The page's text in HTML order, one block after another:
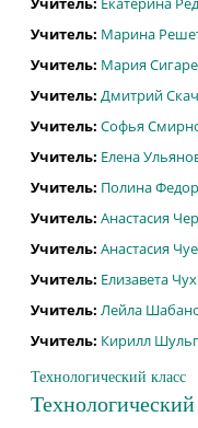
Учитель: Марина
Учитель: Мария
Учитель: Дмитрий
Учитель: Софья
Учитель: Елена
Учитель: Полина
Учитель: Анастасия
Учитель: Анастасия
Учитель: Елизавета
Учитель: Лейла
Учитель: Кирилл
Технологический класс
Технологический